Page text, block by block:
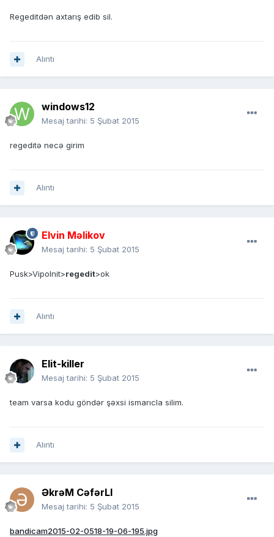
Regeditdən axtarış edib sil.
Alıntı
windows12
Mesaj tarihi: 5 Şubat 2015
regeditə necə girim
Alıntı
Elvin Məlikov
Mesaj tarihi: 5 Şubat 2015
Pusk>Vipolnit>regedit>ok
Alıntı
Elit-killer
Mesaj tarihi: 5 Şubat 2015
team varsa kodu göndər şəxsi ismarıcla silim.
Alıntı
ƏkrəM CəfərLI
Mesaj tarihi: 5 Şubat 2015
bandicam2015-02-0518-19-06-195.jpg